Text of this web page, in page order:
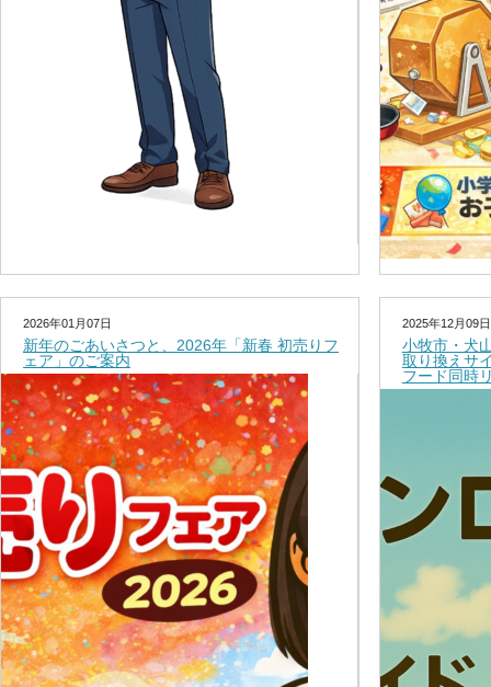
2026年01月07日
新年のごあいさつと、2026年「新春 初売りフ
ェア」のご案内
2025年12月09日
小牧市・犬
取り換えサ
フード同時